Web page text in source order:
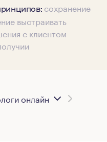
сохранение
выстраивать
с клиентом
онлайн